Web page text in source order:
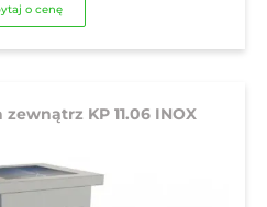
o cenę
KP 11.06 INOX